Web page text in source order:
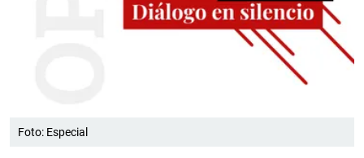
Foto: Especial